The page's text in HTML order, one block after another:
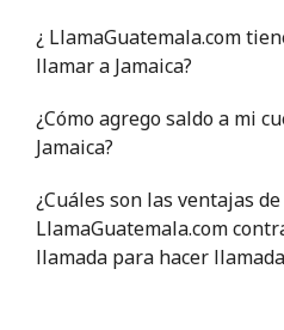
¿ LlamaGuatemala.com
llamar a Jamaica?
¿Cómo agrego saldo a mi
Jamaica?
¿Cuáles son las ventajas
LlamaGuatemala.com
llamada para hacer